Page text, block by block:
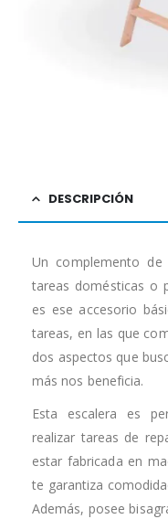
DESCRIPCIÓN
Un complemento
tareas domésticas o
es ese accesorio
tareas, en las que
dos aspectos que
más nos beneficia.
Esta escalera es
realizar tareas de
estar fabricada en
te garantiza
Además, posee